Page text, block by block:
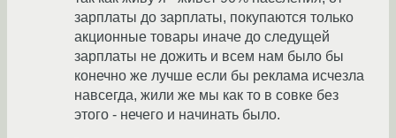
зарплаты до зарплаты, покупаются только
акционные товары иначе до следущей
зарплаты не дожить и всем нам было бы
конечно же лучше если бы реклама исчезла
навсегда, жили же мы как то в совке без
этого - нечего и начинать было.